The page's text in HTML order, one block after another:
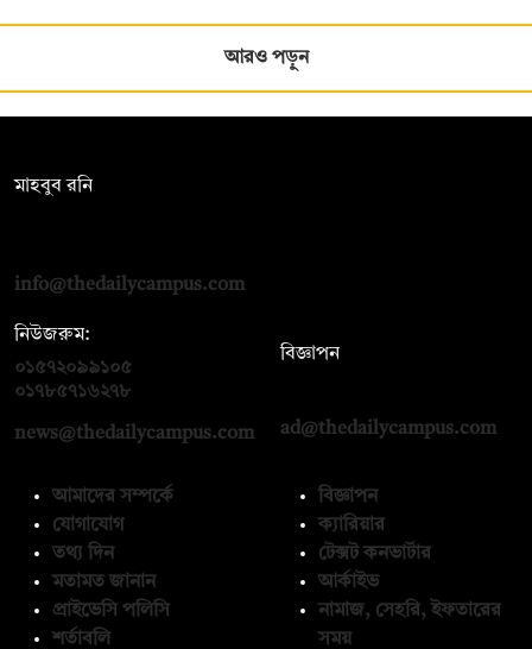
আরও পড়ুন
মাহবুব রনি
info@thedailycampus.com
নিউজরুম:
০১৫৭২০৯৯১০৫
০১৭৮৫৭১৬২৭৮
news@thedailycampus.com
বিজ্ঞাপন
ad@thedailycampus.com
আমাদের সম্পর্কে
যোগাযোগ
তথ্য দিন
মতামত জানান
প্রাইভেসি পলিসি
শর্তাবলি
বিজ্ঞাপন
ক্যারিয়ার
টেক্সট কনভার্টার
আর্কাইভ
নামাজ, সেহরি, ইফতারের
সময়